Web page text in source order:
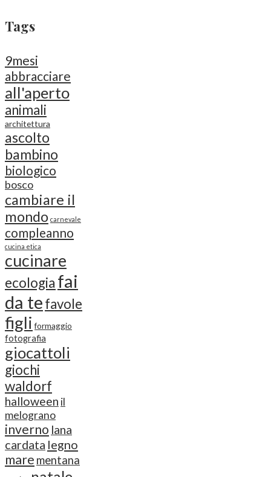
Tags
9mesi
abbracciare
all'aperto
animali
architettura
ascolto
bambino
biologico
bosco
cambiare il
mondo carnevale
compleanno
cucina etica
cucinare
ecologia fai
da tefavole
figli formaggio
fotografia
giocattoli
giochi
waldorf
halloween il
melograno
inverno lana
cardata legno
mare mentana